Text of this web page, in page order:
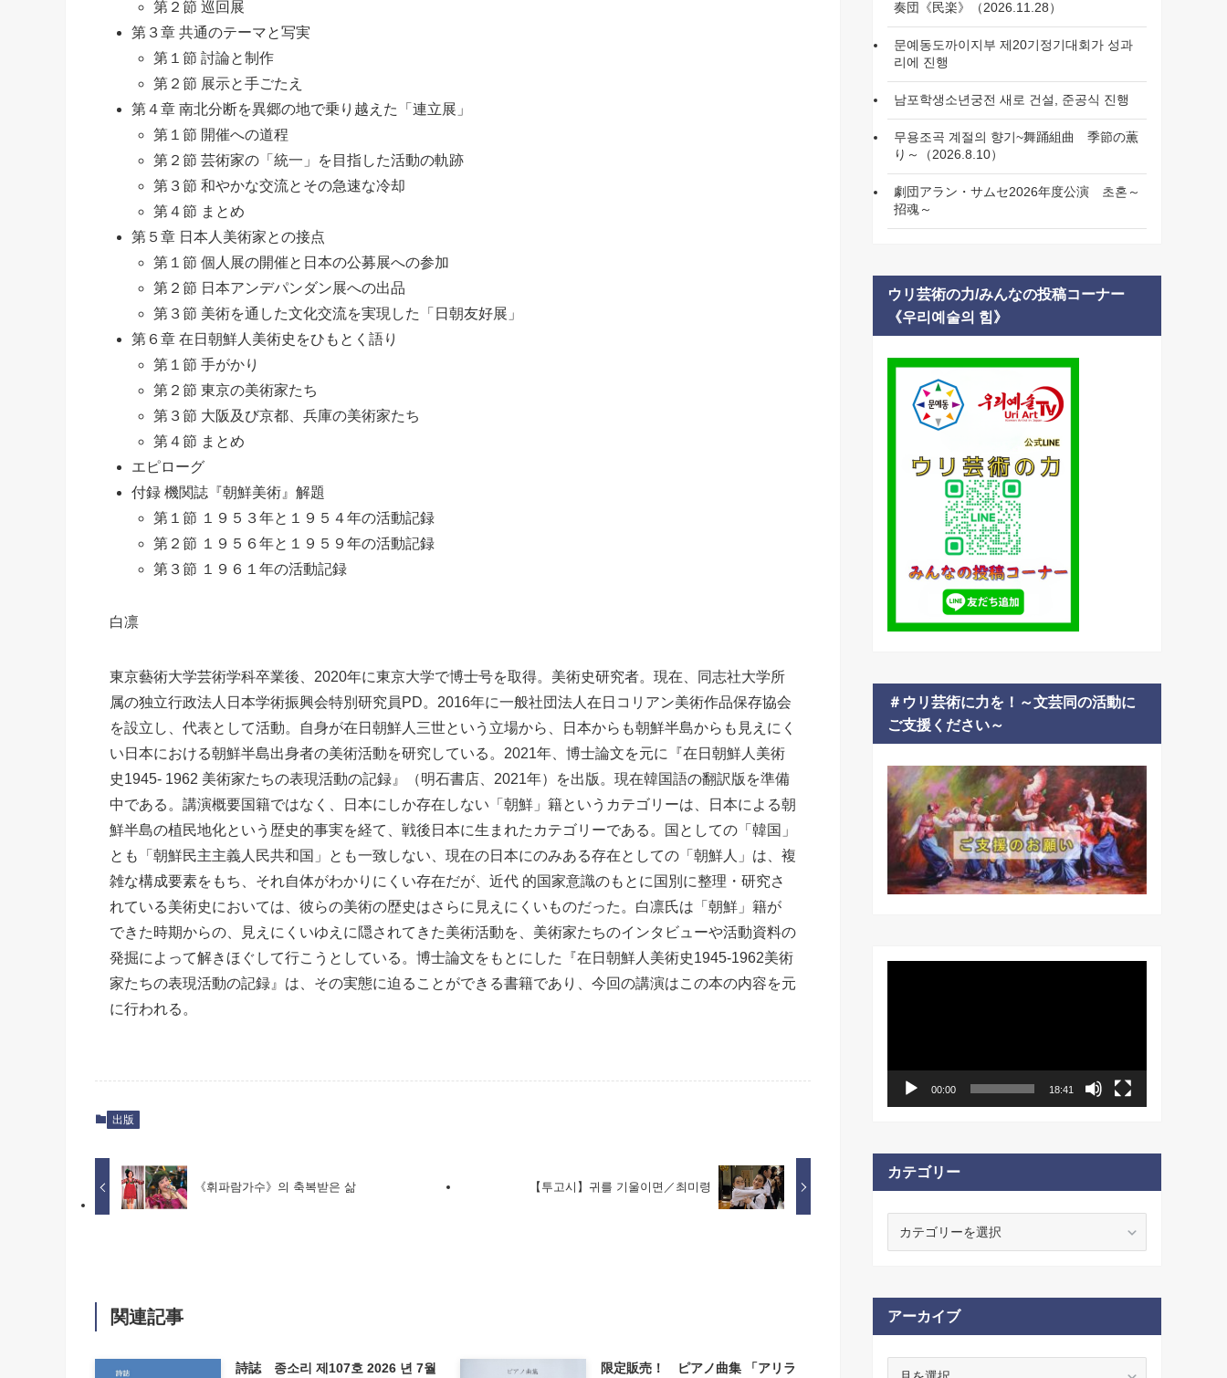
第２節 巡回展
第３章 共通のテーマと写実
第１節 討論と制作
第２節 展示と手ごたえ
第４章 南北分断を異郷の地で乗り越えた「連立展」
第１節 開催への道程
第２節 芸術家の「統一」を目指した活動の軌跡
第３節 和やかな交流とその急速な冷却
第４節 まとめ
第５章 日本人美術家との接点
第１節 個人展の開催と日本の公募展への参加
第２節 日本アンデパンダン展への出品
第３節 美術を通した文化交流を実現した「日朝友好展」
第６章 在日朝鮮人美術史をひもとく語り
第１節 手がかり
第２節 東京の美術家たち
第３節 大阪及び京都、兵庫の美術家たち
第４節 まとめ
エピローグ
付録 機関誌『朝鮮美術』解題
第１節 １９５３年と１９５４年の活動記録
第２節 １９５６年と１９５９年の活動記録
第３節 １９６１年の活動記録
白凛
東京藝術大学芸術学科卒業後、2020年に東京大学で博士号を取得。美術史研究者。現在、同志社大学所
属の独立行政法人日本学術振興会特別研究員PD。2016年に一般社団法人在日コリアン美術作品保存協会
を設立し、代表として活動。自身が在日朝鮮人三世という立場から、日本からも朝鮮半島からも見えにく
い日本における朝鮮半島出身者の美術活動を研究している。2021年、博士論文を元に『在日朝鮮人美術
史1945- 1962 美術家たちの表現活動の記録』（明石書店、2021年）を出版。現在韓国語の翻訳版を準備
中である。講演概要国籍ではなく、日本にしか存在しない「朝鮮」籍というカテゴリーは、日本による朝
鮮半島の植民地化という歴史的事実を経て、戦後日本に生まれたカテゴリーである。国としての「韓国」
とも「朝鮮民主主義人民共和国」とも一致しない、現在の日本にのみある存在としての「朝鮮人」は、複
雑な構成要素をもち、それ自体がわかりにくい存在だが、近代 的国家意識のもとに国別に整理・研究さ
れている美術史においては、彼らの美術の歴史はさらに見えにくいものだった。白凛氏は「朝鮮」籍が
できた時期からの、見えにくいゆえに隠されてきた美術活動を、美術家たちのインタビューや活動資料の
発掘によって解きほぐして行こうとしている。博士論文をもとにした『在日朝鮮人美術史1945-1962美術
家たちの表現活動の記録』は、その実態に迫ることができる書籍であり、今回の講演はこの本の内容を元
に行われる。
出版
《휘파람가수》의 축복받은 삶 【투고시】귀를 기울이면／최미령
関連記事
詩誌 종소리 제107호 2026 년 7월
限定販売！ ピアノ曲集 「アリラ
奏団《民楽》（2026.11.28）
문예동도까이지부 제20기정기대회가 성과
리에 진행
남포학생소년궁전 새로 건설, 준공식 진행
무용조곡 계절의 향기~舞踊組曲 季節の薫
り～（2026.8.10）
劇団アラン・サムセ2026年度公演 초혼～
招魂～
ウリ芸術の力/みんなの投稿コーナー
《우리예술의 힘》
＃ウリ芸術に力を！～文芸同の活動に
ご支援ください～
ヤ
00:00 18:41
カテゴリー
ー
アーカイブ